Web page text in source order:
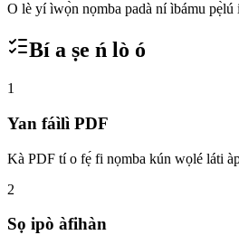
O lè yí ìwọ̀n nọmba padà ní ìbámu
Bí a ṣe ń lò ó
1
Yan fáìlì PDF
Kà PDF tí o fẹ́ fi nọmba kún wọlé láti
2
Sọ ipò àfihàn